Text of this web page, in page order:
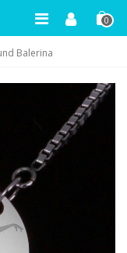
0
Balerina